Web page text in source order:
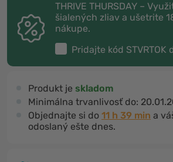
THRIVE THURSDAY –
šialených zliav a ušetrite
nákupe.
Pridajte kód STVRTOK
Produkt je skladom
Minimálna trvanlivosť do:
Objednajte si do 11 h 39 min a
odoslaný ešte dnes.